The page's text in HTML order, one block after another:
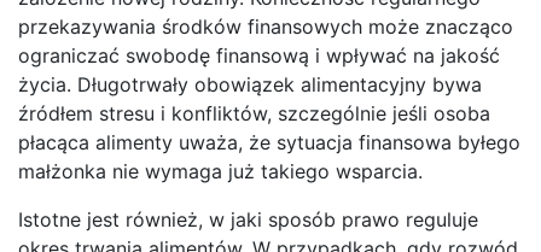
przekazywania środków finansowych może znacząco
ograniczać swobodę finansową i wpływać na jakość
życia. Długotrwały obowiązek alimentacyjny bywa
źródłem stresu i konfliktów, szczególnie jeśli osoba
płacąca alimenty uważa, że sytuacja finansowa byłego
małżonka nie wymaga już takiego wsparcia.
Istotne jest również, w jaki sposób prawo reguluje